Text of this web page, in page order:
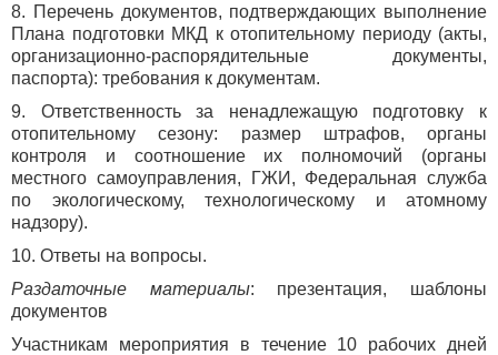
8. Перечень документов, подтверждающих выполнение
Плана подготовки МКД к отопительному периоду (акты,
организационно-распорядительные документы,
паспорта): требования к документам.
9. Ответственность за ненадлежащую подготовку к
отопительному сезону: размер штрафов, органы
контроля и соотношение их полномочий (органы
местного самоуправления, ГЖИ, Федеральная служба
по экологическому, технологическому и атомному
надзору).
10. Ответы на вопросы.
Раздаточные материалы: презентация, шаблоны
документов
Участникам мероприятия в течение 10 рабочих дней